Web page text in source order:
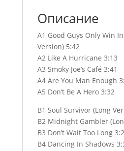
Описание
A1 Good Guys Only Win
Version) 5:42
A2 Like A Hurricane 3:13
A3 Smoky Joe’s Café 3:41
A4 Are You Man Enough
A5 Don’t Be A Hero 3:32
B1 Soul Survivor (Long
B2 Midnight Gambler
B3 Don’t Wait Too Long
B4 Dancing In Shadows